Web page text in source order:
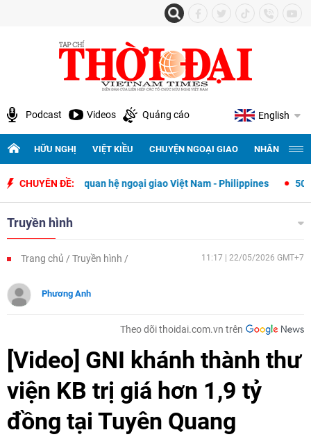
Podcast Videos Quảng cáo English
HỮU NGHỊ VIỆT KIỀU CHUYỆN NGOẠI GIAO NHÂN
CHUYÊN ĐỀ:
thiết lập quan hệ ngoại giao Việt Nam - Philippines 500 ngày
Truyền hình
Trang chủ Truyền hình 11:17 | 22/05/2026 GMT+7
Phương Anh
Theo dõi thoidai.com.vn trên
[Video] GNI khánh thành thư
viện KB trị giá hơn 1,9 tỷ
đồng tại Tuyên Quang